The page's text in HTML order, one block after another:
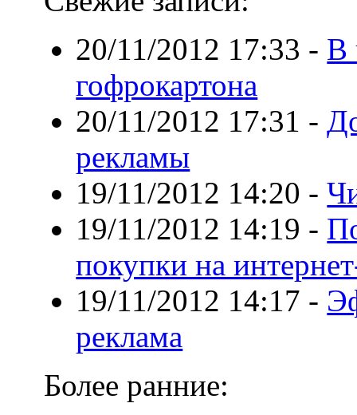
20/11/2012 17:33 - В
гофрокартона
20/11/2012 17:31 -
рекламы
19/11/2012 14:20 -
19/11/2012 14:19 -
покупки на
19/11/2012 14:17 -
реклама
Более ранние: